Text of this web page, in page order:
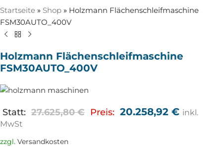
Startseite » Shop » Holzmann Flächenschleifmaschine
FSM30AUTO_400V
Holzmann Flächenschleifmaschine
FSM30AUTO_400V
Statt: 27.625,80€ Preis: 20.258,92 € inkl.
MwSt
zzgl. Versandkosten